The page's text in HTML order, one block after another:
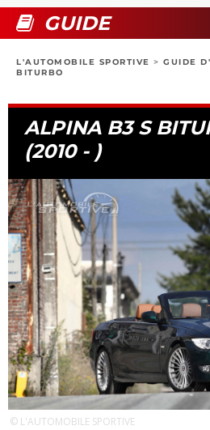
BOUTIQUE
GUIDE
L'AUTOMOBILE SPORTIVE > GUIDE
BITURBO
ALPINA B3 S
(2010 - )
© L'AUTOMOBILE SPORTIVE